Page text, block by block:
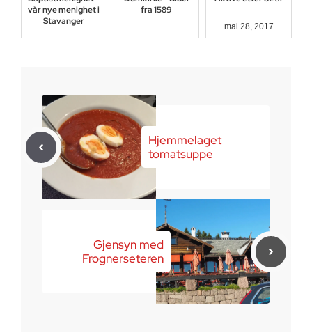
vår nye menighet i
Stavanger
fra 1589
mai 28, 2017
Hjemmelaget
tomatsuppe
Gjensyn med
Frognerseteren